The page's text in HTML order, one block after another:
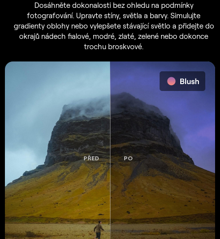
Dosáhněte dokonalosti bez ohledu na podmínky
fotografování. Upravte stíny, světla a barvy. Simulujte
gradienty oblohy nebo vylepšete stávající světlo a přidejte do
okrajů nádech fialové, modré, zlaté, zelené nebo dokonce
trochu broskvové.
PŘED PO